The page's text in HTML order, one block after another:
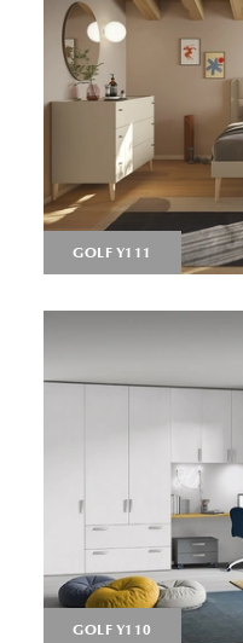
GOLF Y111
GOLF Y110